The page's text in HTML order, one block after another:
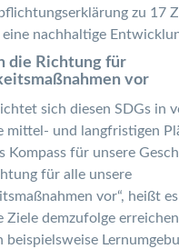
zu 17
nachhaltige
die Richtung für
vor
sich diesen SDGs in
mittel- und langfristigen
Kompass für unsere
für alle unsere
vor“, heißt
Ziele demzufolge
beispielsweise